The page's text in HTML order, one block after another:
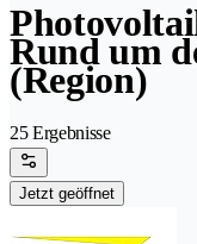
Rund um
(Region)
25 Ergebnisse
Jetzt geöffnet